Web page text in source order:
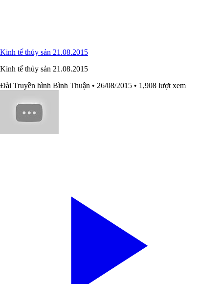
Kinh tế thủy sản 21.08.2015
Kinh tế thủy sản 21.08.2015
Đài Truyền hình Bình Thuận • 26/08/2015 • 1,908 lượt xem